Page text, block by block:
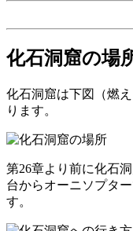
化石洞窟の場
化石洞窟は下図（燃
ります。
第26章より前に化石
台からオーニソプタ
す。